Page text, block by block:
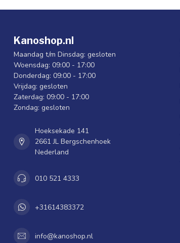
Kanoshop.nl
Maandag t/m Dinsdag: gesloten
Woensdag: 09:00 - 17:00
Donderdag: 09:00 - 17:00
Vrijdag: gesloten
Zaterdag: 09:00 - 17:00
Zondag: gesloten
Hoeksekade 141
2661 JL Bergschenhoek
Nederland
010 521 4333
+31614383372
info@kanoshop.nl